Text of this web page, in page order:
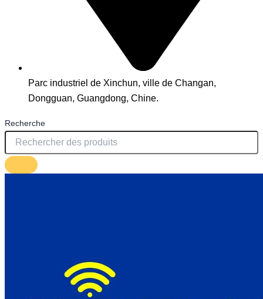
Parc industriel de Xinchun, ville de Changan,
Dongguan, Guangdong, Chine.
Recherche